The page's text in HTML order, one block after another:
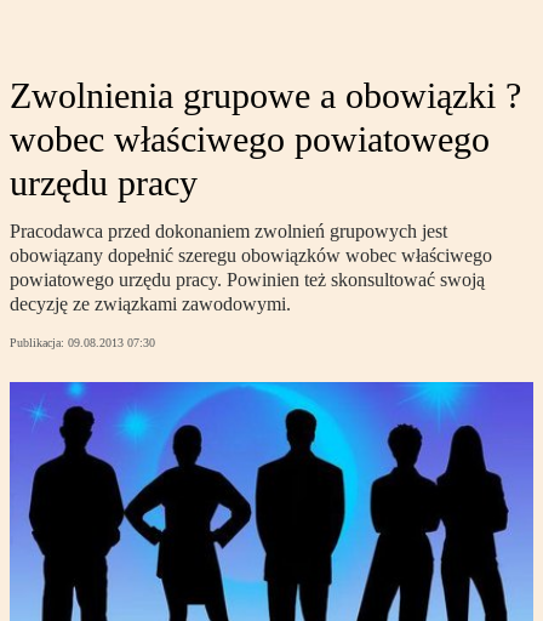
Zwolnienia grupowe a obowiązki ?
wobec właściwego powiatowego
urzędu pracy
Pracodawca przed dokonaniem zwolnień grupowych jest
obowiązany dopełnić szeregu obowiązków wobec właściwego
powiatowego urzędu pracy. Powinien też skonsultować swoją
decyzję ze związkami zawodowymi.
Publikacja: 09.08.2013 07:30